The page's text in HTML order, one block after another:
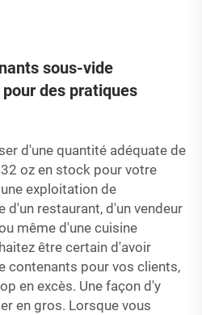
sous-vide
des pratiques
d'une quantité adéquate de
oz en stock pour votre
exploitation de
d'un restaurant, d'un vendeur
même d'une cuisine
être certain d'avoir
contenants pour vos clients,
en excès. Une façon d'y
en gros. Lorsque vous